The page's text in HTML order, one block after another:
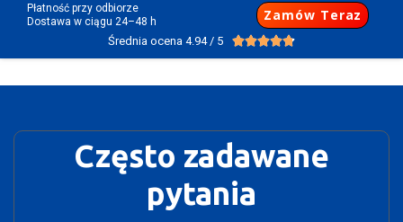
Płatność przy odbiorze
Dostawa w ciągu 24–48 h
Zamów Teraz
Średnia ocena 4.94 / 5 
Często zadawane
pytania